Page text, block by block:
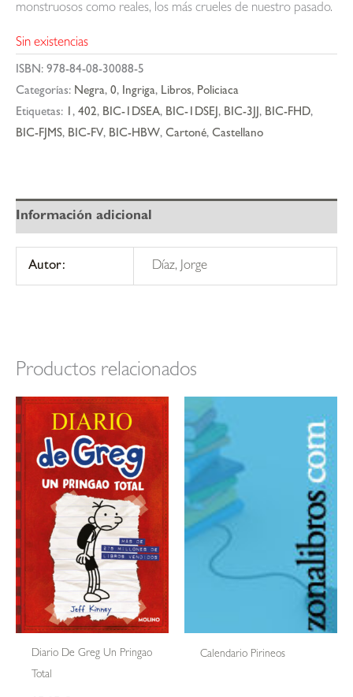
monstruosos como reales, los más crueles de nuestro pasado.
Sin existencias
ISBN: 978-84-08-30088-5
Categorías: Negra, 0, Ingriga, Libros, Policiaca
Etiquetas: 1 , 402, BIC-1DSEA, BIC-1DSEJ , BIC-3JJ , BIC-FHD,
BIC-FJMS, BIC-FV, BIC-HBW, Cartoné, Castellano
Información adicional
Autor: Díaz, Jorge
Productos relacionados
Diario De Greg Un Pringao
Total
Calendario Pirineos